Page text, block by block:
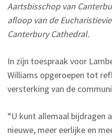
Aartsbisschop van
afloop van de
Canterbury Cathedral.
In zijn toespraak voor
Williams opgeroepen tot
versterking van de
“U kunt allemaal bijdragen
nieuwe, meer eerlijke en